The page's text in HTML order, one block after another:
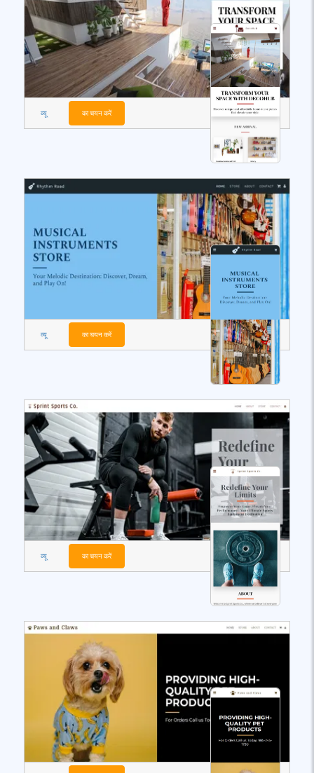
व्यू का चयन करें
व्यू का चयन करें
व्यू का चयन करें